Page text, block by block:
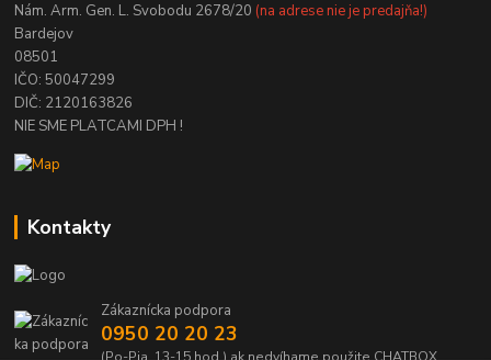
Nám. Arm. Gen. L. Svobodu 2678/20 (na adrese nie je predajňa!)
Bardejov
08501
IČO: 50047299
DIČ: 2120163826
NIE SME PLATCAMI DPH !
Kontakty
Zákaznícka podpora
0950 20 20 23
(Po-Pia, 13-15 hod.) ak nedvíhame použite CHATBOX